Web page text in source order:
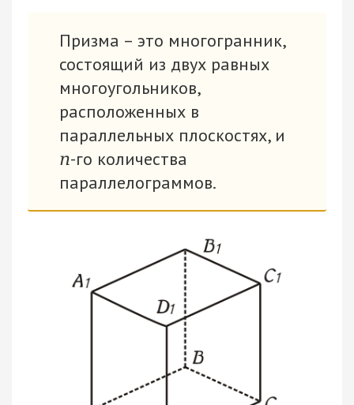
Призма – это многогранник,
состоящий из двух равных
многоугольников,
расположенных в
параллельных плоскостях, и
n-го количества
параллелограммов.